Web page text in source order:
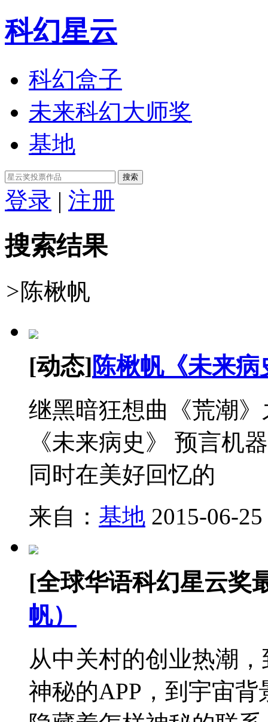
科幻星云
科幻盒子
未来科幻大师奖
基地
搜索
登录 | 注册
搜索结果
>陈楸帆
[动态]陈楸帆《未来
继黑暗狂想曲《荒潮
《未来病史》 预言机
同时在美好回忆的
来自： 基地 2015-06-25
[全球华语科幻星云奖
帆）
从中关村的创业热潮
神秘的APP，到宇宙